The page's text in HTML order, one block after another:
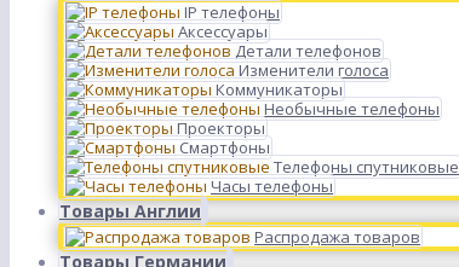
IP телефоны
Аксессуары
Детали телефонов
Изменители голоса
Коммуникаторы
Необычные телефоны
Проекторы
Смартфоны
Телефоны спутниковые
Часы телефоны
Товары Англии
Распродажа товаров
Товары Германии